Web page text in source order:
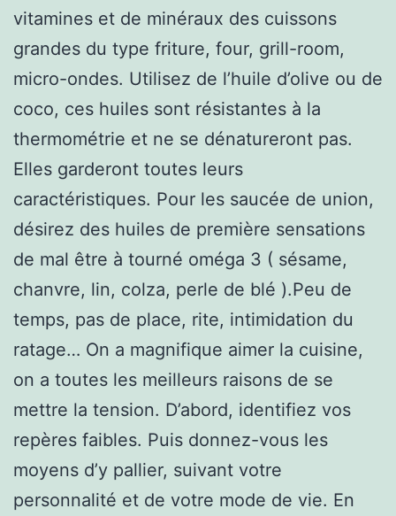
vitamines et de minéraux des cuissons
grandes du type friture, four, grill-room,
micro-ondes. Utilisez de l’huile d’olive ou de
coco, ces huiles sont résistantes à la
thermométrie et ne se dénatureront pas.
Elles garderont toutes leurs
caractéristiques. Pour les saucée de union,
désirez des huiles de première sensations
de mal être à tourné oméga 3 ( sésame,
chanvre, lin, colza, perle de blé ).Peu de
temps, pas de place, rite, intimidation du
ratage… On a magnifique aimer la cuisine,
on a toutes les meilleurs raisons de se
mettre la tension. D’abord, identifiez vos
repères faibles. Puis donnez-vous les
moyens d’y pallier, suivant votre
personnalité et de votre mode de vie. En